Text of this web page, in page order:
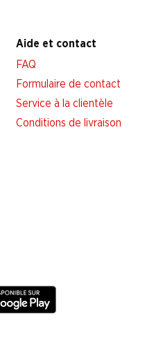
Aide et contact
FAQ
Formulaire de contact
Service à la clientèle
Conditions de livraison